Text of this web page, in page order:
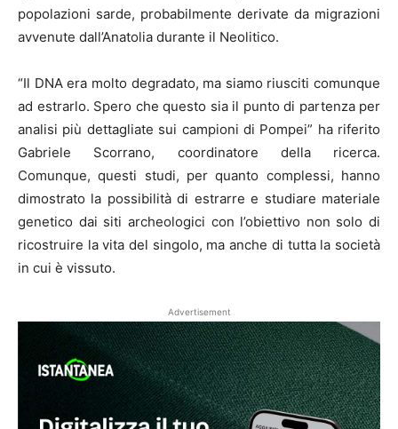
popolazioni sarde, probabilmente derivate da migrazioni
avvenute dall’Anatolia durante il Neolitico.
“Il DNA era molto degradato, ma siamo riusciti comunque
ad estrarlo. Spero che questo sia il punto di partenza per
analisi più dettagliate sui campioni di Pompei” ha riferito
Gabriele Scorrano, coordinatore della ricerca.
Comunque, questi studi, per quanto complessi, hanno
dimostrato la possibilità di estrarre e studiare materiale
genetico dai siti archeologici con l’obiettivo non solo di
ricostruire la vita del singolo, ma anche di tutta la società
in cui è vissuto.
Advertisement